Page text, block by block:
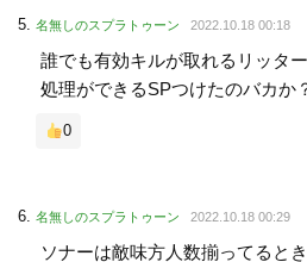
名無しのスプラトゥーン 2022.10.18 00:18
誰でも有効キルが取れるリッタ
処理ができるSPつけたのバカか
0
名無しのスプラトゥーン 2022.10.18 00:29
ソナーは敵味方人数揃ってると